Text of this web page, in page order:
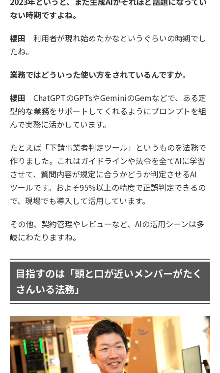
ない時期ですよね。
櫻田 利用者が現れ始めたかなというぐらいの時期でし
たね。
業務ではどういった使い方をされているんですか。
櫻田 ChatGPTのGPTsやGeminiのGemなどで、ある定
型的な業務をサポートしてくれるようにプロンプトを組
んで実務に活かしています。
たとえば「下請事業者判定ツール」というものを法務で
作りました。これはガイドラインや法令を全てAIに学習
させて、質問内容が規定に合うかどうか判定させるAI
ツールです。およそ95%以上の精度で正誤判定できるの
で、現場でも導入して活用しています。
その他、契約管理やレビューなど、AIの活用シーンは多
岐にわたりますね。
目指すのは「頭と口が近いメンバーがたく
さんいる法務」